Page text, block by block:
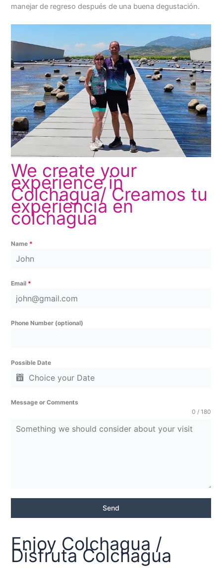
manejar de regreso después de una buena degustación.
We create your
experience in
Colchagua/ Creamos tu
experiencia en
colchagua
Name *
Email *
Phone Number (optional)
Possible Date
Message or Comments
0 / 180
Send
Enjoy Colchagua /
Disfruta Colchagua